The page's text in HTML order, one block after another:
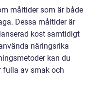
måltider som är både
Dessa måltider är
kost samtidigt
näringsrika
kan du
fulla av smak och